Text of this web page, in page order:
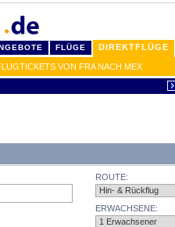
FLÜGE DIREKTFLÜGE
VON FRA NACH MEX
ROUTE:
ERWACHSENE: